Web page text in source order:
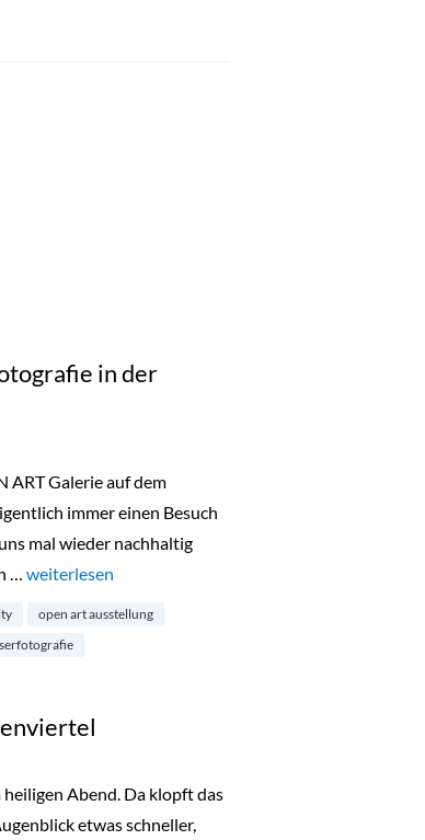
in der
ART Galerie auf dem
immer einen Besuch
mal wieder nachhaltig
… „Below Surface: Unterwasserfotografie in der
weiterlesen
open art ausstellung
Abend. Da klopft das
etwas schneller,